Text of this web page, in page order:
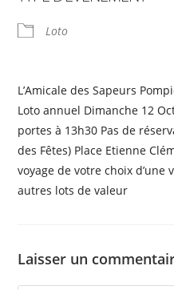
Loto
L’Amicale des Sapeurs
Loto annuel Dimanche 12
portes à 13h30 Pas de
des Fêtes) Place Etienne
voyage de votre choix
autres lots de valeur
Laisser un